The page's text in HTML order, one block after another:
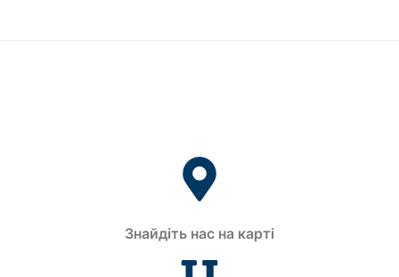
Знайдіть нас на карті